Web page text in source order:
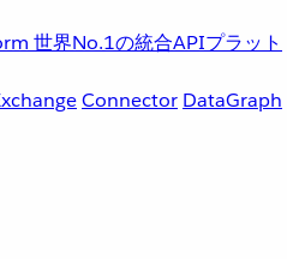
世界No.1の統合APIプラット
Connector DataGraph